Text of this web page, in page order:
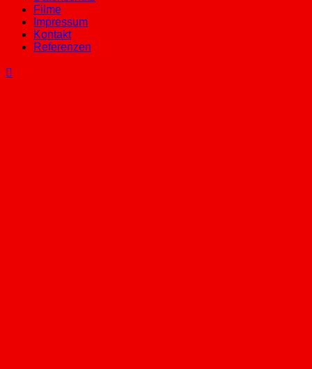
Filme
Impressum
Kontakt
Referenzen